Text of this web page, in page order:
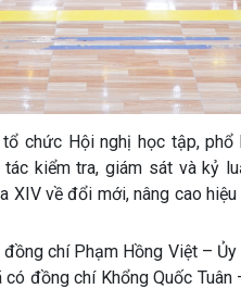
chức Hội nghị học tập,
kiểm tra, giám sát và kỷ
về đổi mới, nâng cao
chí Phạm Hồng Việt –
đồng chí Khổng Quốc